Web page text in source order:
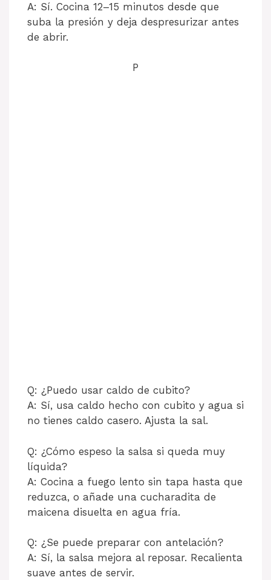
A: Sí. Cocina 12–15 minutos desde que
suba la presión y deja despresurizar antes
de abrir.
P
Q: ¿Puedo usar caldo de cubito?
A: Sí, usa caldo hecho con cubito y agua si
no tienes caldo casero. Ajusta la sal.
Q: ¿Cómo espeso la salsa si queda muy
líquida?
A: Cocina a fuego lento sin tapa hasta que
reduzca, o añade una cucharadita de
maicena disuelta en agua fría.
Q: ¿Se puede preparar con antelación?
A: Sí, la salsa mejora al reposar. Recalienta
suave antes de servir.